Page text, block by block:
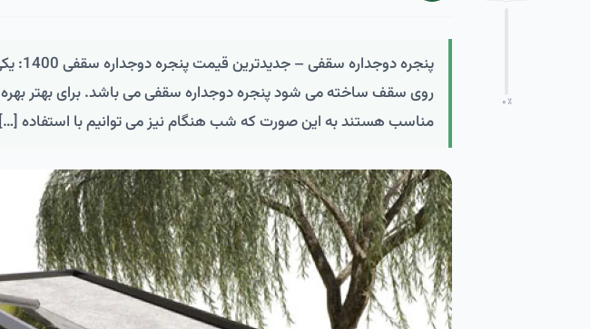
۰٪
پنجره
روی سقف ساخته می شود پنجره دوجداره سقفی می باشد. برای بهتر بهره
مناسب هستند به این صورت که شب هنگام نیز می توانیم با استفاده […]